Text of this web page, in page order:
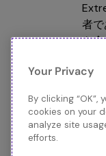
者
を
ビ
し
IT戦
る
る
Your Privacy
By clicking
cookies on your
analyze site
efforts.